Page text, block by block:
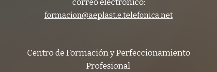
correo electrónico:
formacion@aeplast.e.telefonica.net
Centro de Formación y Perfeccionamiento
Profesional